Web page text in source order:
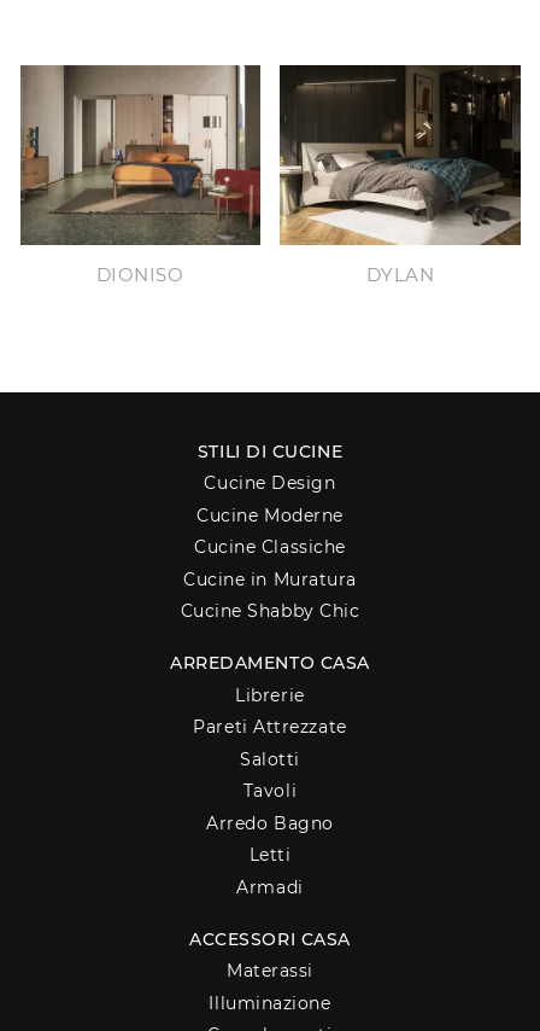
DIONISO DYLAN
STILI DI CUCINE
Cucine Design
Cucine Moderne
Cucine Classiche
Cucine in Muratura
Cucine Shabby Chic
ARREDAMENTO CASA
Librerie
Pareti Attrezzate
Salotti
Tavoli
Arredo Bagno
Letti
Armadi
ACCESSORI CASA
Materassi
Illuminazione